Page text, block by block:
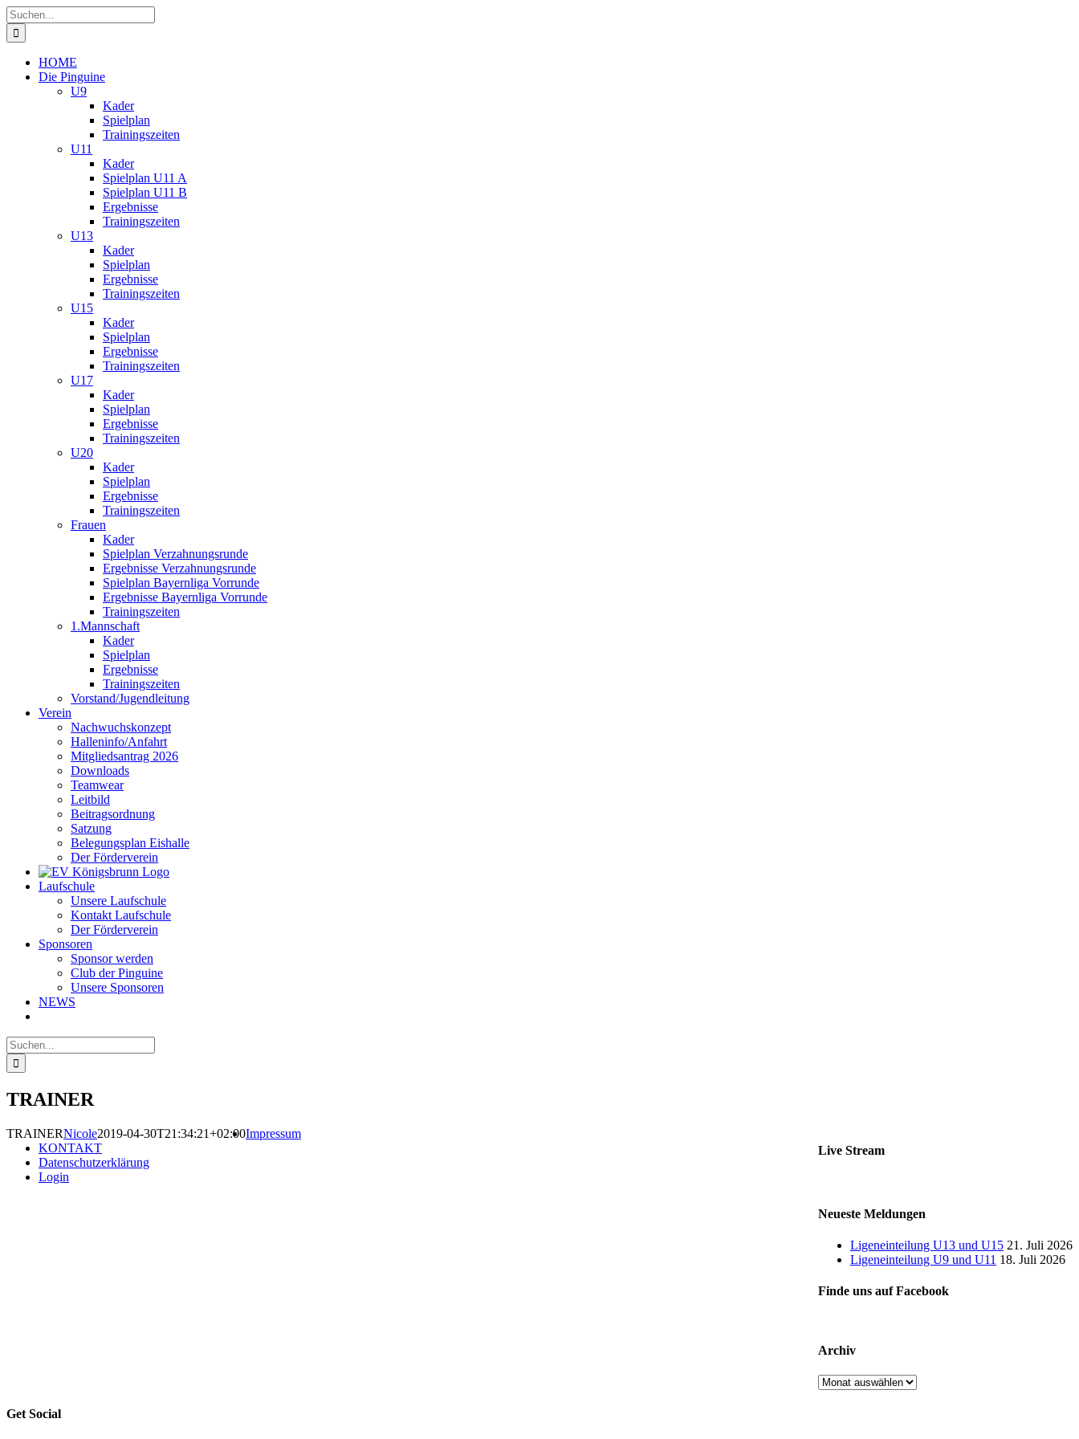
Zum
Inhalt
springen
Suche
nach:
HOME
Die Pinguine
U9
Kader
Spielplan
Trainingszeiten
U11
Kader
Spielplan U11 A
Spielplan U11 B
Ergebnisse
Trainingszeiten
U13
Kader
Spielplan
Ergebnisse
Trainingszeiten
U15
Kader
Spielplan
Ergebnisse
Trainingszeiten
U17
Kader
Spielplan
Ergebnisse
Trainingszeiten
U20
Kader
Spielplan
Ergebnisse
Trainingszeiten
Frauen
Kader
Spielplan Verzahnungsrunde
Ergebnisse Verzahnungsrunde
Spielplan Bayernliga Vorrunde
Ergebnisse Bayernliga Vorrunde
Trainingszeiten
1.Mannschaft
Kader
Spielplan
Ergebnisse
Trainingszeiten
Vorstand/Jugendleitung
Verein
Nachwuchskonzept
Halleninfo/Anfahrt
Mitgliedsantrag 2026
Downloads
Teamwear
Leitbild
Beitragsordnung
Satzung
Belegungsplan Eishalle
Der Förderverein
Laufschule
Unsere Laufschule
Kontakt Laufschule
Der Förderverein
Sponsoren
Sponsor werden
Club der Pinguine
Unsere Sponsoren
NEWS
Suche
nach:
TRAINER
TRAINERNicole2019-04-30T21:34:21+02:00
Live Stream
Neueste Meldungen
Ligeneinteilung U13 und U15 21. Juli 2026
Ligeneinteilung U9 und U11 18. Juli 2026
Finde uns auf Facebook
Archiv
Archiv
Impressum
KONTAKT
Datenschutzerklärung
Login
Get Social